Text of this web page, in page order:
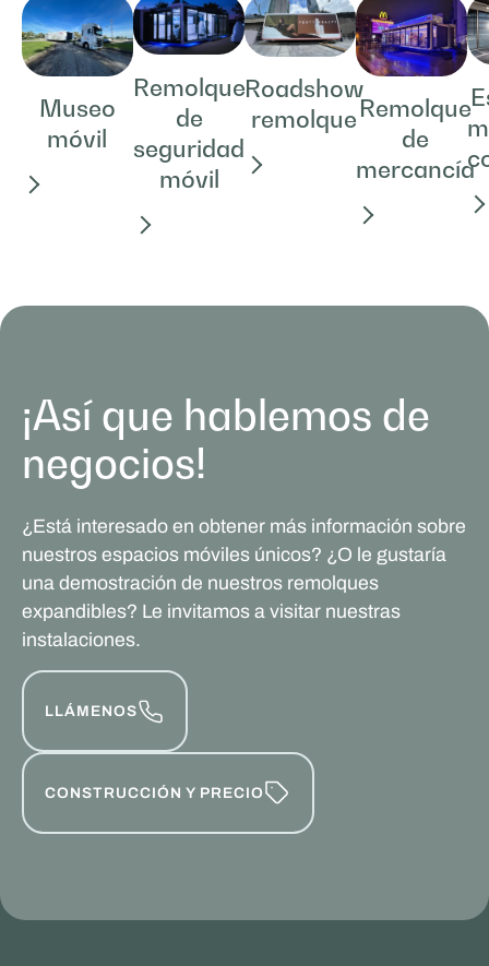
Museo
móvil
Remolque
de
seguridad
móvil
Roadshow
remolqueRemolque
de
mercancía
¡Así que hablemos de
negocios!
¿Está interesado en obtener más información sobre
nuestros espacios móviles únicos? ¿O le gustaría
una demostración de nuestros remolques
expandibles? Le invitamos a visitar nuestras
instalaciones.
LLÁMENOS
CONSTRUCCIÓN Y PRECIO